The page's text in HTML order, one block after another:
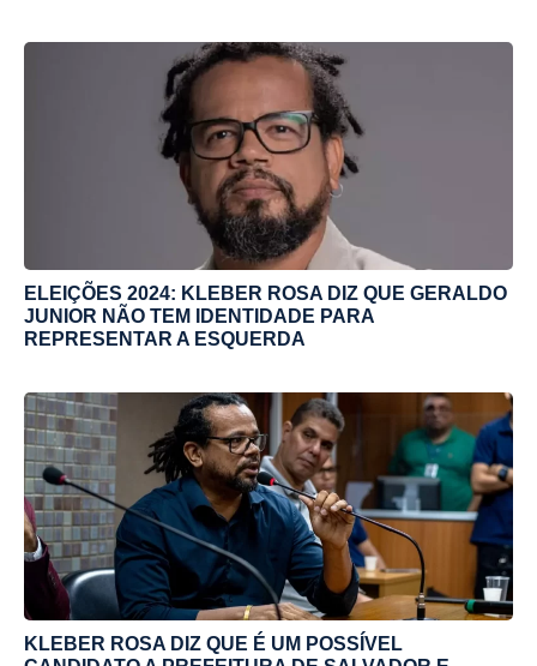
ELEIÇÕES 2024: KLEBER ROSA DIZ QUE GERALDO
JUNIOR NÃO TEM IDENTIDADE PARA
REPRESENTAR A ESQUERDA
KLEBER ROSA DIZ QUE É UM POSSÍVEL